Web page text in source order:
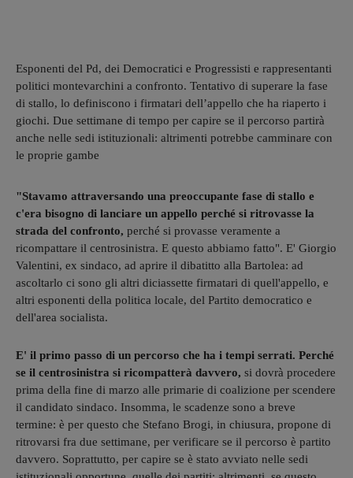
Esponenti del Pd, dei Democratici e Progressisti e rappresentanti
politici montevarchini a confronto. Tentativo di superare la fase
di stallo, lo definiscono i firmatari dell’appello che ha riaperto i
giochi. Due settimane di tempo per capire se il percorso partirà
anche nelle sedi istituzionali: altrimenti potrebbe camminare con
le proprie gambe
"Stavamo attraversando una preoccupante fase di stallo e
c'era bisogno di lanciare un appello perché si ritrovasse la
strada del confronto, perché si provasse veramente a
ricompattare il centrosinistra. E questo abbiamo fatto". E' Giorgio
Valentini, ex sindaco, ad aprire il dibatitto alla Bartolea: ad
ascoltarlo ci sono gli altri diciassette firmatari di quell'appello, e
altri esponenti della politica locale, del Partito democratico e
dell'area socialista.
E' il primo passo di un percorso che ha i tempi serrati. Perché
se il centrosinistra si ricompatterà davvero, si dovrà procedere
prima della fine di marzo alle primarie di coalizione per scendere
il candidato sindaco. Insomma, le scadenze sono a breve
termine: è per questo che Stefano Brogi, in chiusura, propone di
ritrovarsi fra due settimane, per verificare se il percorso è partito
davvero. Soprattutto, per capire se è stato avviato nelle sedi